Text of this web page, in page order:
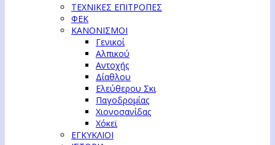
ΤΕΧΝΙΚΕΣ ΕΠΙΤΡΟΠΕΣ
ΦΕΚ
ΚΑΝΟΝΙΣΜΟΙ
Γενικοί
Αλπικού
Αντοχής
Δίαθλου
Ελεύθερου Σκι
Παγοδρομίας
Χιονοσανίδας
Χόκεϊ
ΕΓΚΥΚΛΙΟΙ